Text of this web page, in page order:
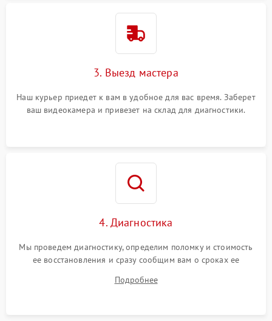
3. Выезд мастера
Наш курьер приедет к вам в удобное для вас время. Заберет
ваш видеокамера и привезет на склад для диагностики.
4. Диагностика
Мы проведем диагностику, определим поломку и стоимость
ее восстановления и сразу сообщим вам о сроках ее
Подробнее